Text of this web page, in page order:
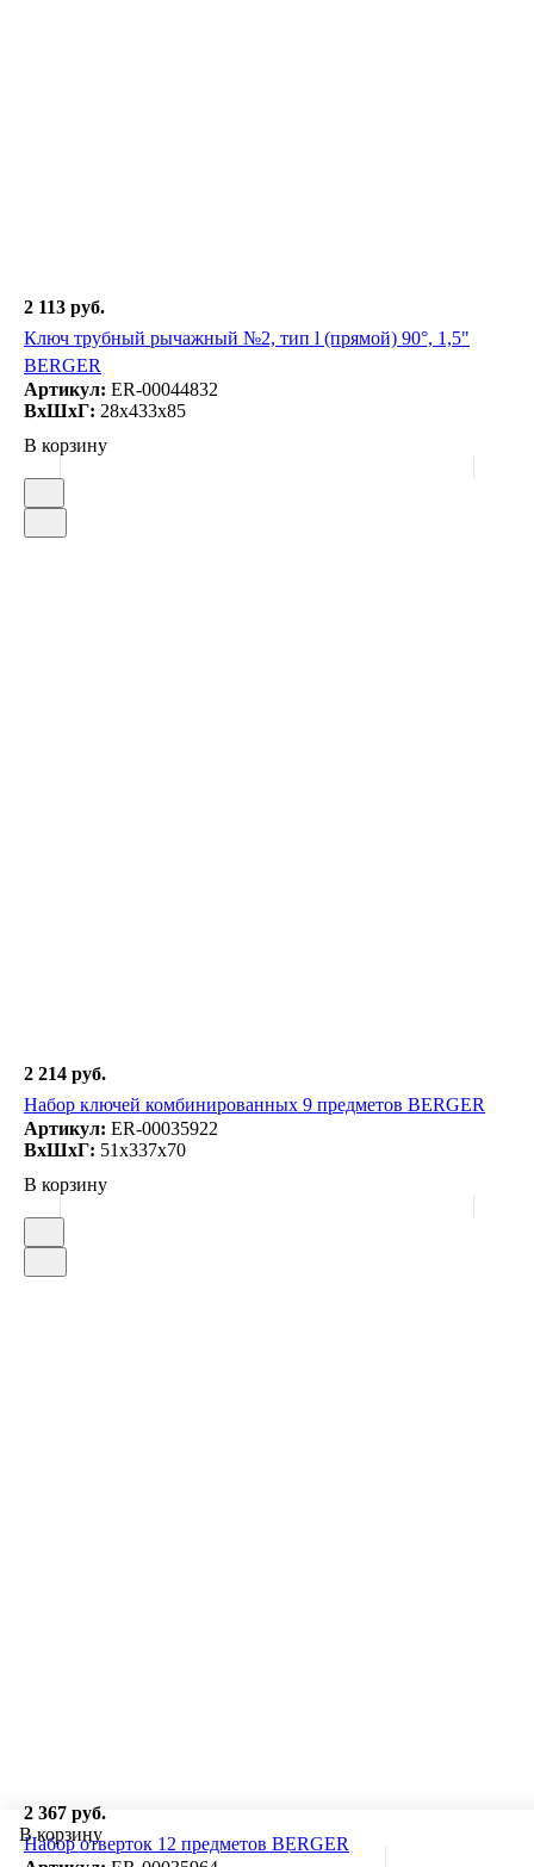
В корзину
2 113 руб.
Ключ трубный рычажный №2, тип l (прямой) 90°, 1,5"
BERGER
Артикул: ER-00044832
ВxШxГ: 28x433x85
В корзину
2 214 руб.
Набор ключей комбинированных 9 предметов BERGER
Артикул: ER-00035922
ВxШxГ: 51x337x70
В корзину
2 367 руб.
Набор отверток 12 предметов BERGER